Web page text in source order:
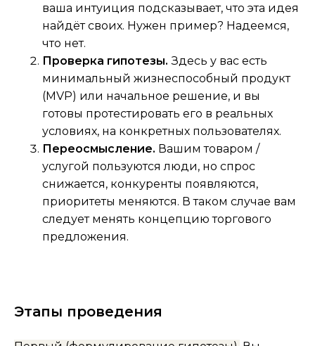
ваша интуиция подсказывает, что эта идея
найдёт своих. Нужен пример? Надеемся,
что нет.
Проверка гипотезы. Здесь у вас есть
минимальный жизнеспособный продукт
(MVP) или начальное решение, и вы
готовы протестировать его в реальных
условиях, на конкретных пользователях.
Переосмысление. Вашим товаром /
услугой пользуются люди, но спрос
снижается, конкуренты появляются,
приоритеты меняются. В таком случае вам
следует менять концепцию торгового
предложения.
Этапы проведения